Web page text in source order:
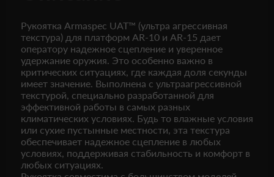
Рукоятка Armaspec UAT™ (ультра агрессивная
текстура) для платформ AR-10 и AR-15 дает
оператору надежное сцепление и уверенное
удержание оружия. Это особенно важно в
критических ситуациях, где каждая доля секунды
имеет значение. Выполнена с ультраагрессивной
текстурой, специально разработанной для
эффективной работы в самых разных
климатических условиях. Будь то влажные условия
или сухие пустынные местности, эта текстура
обеспечивает надежное сцепление в любых
условиях, поддерживая стабильность и комфорт в
любых ситуациях.